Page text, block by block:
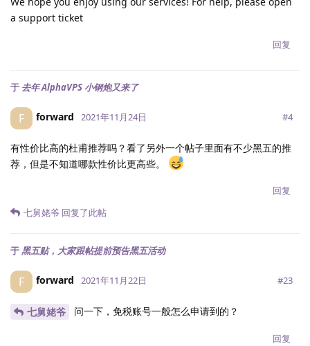
a support ticket
回复
于 去年 AlphaVPS 小钢炮又来了
F forward 2021年11月24日 #4
有性价比高的杜甫推荐吗？看了另外一个帖子里面有不少黑五的推
荐，但是不知道哪款性价比更高些。
回复
七舅姥爷 回复了此帖
于黑五贴，大家跟帖提前预告黑五活动
F forward 2021年11月22日 #23
七舅姥爷 问一下，免税账号一般怎么申请到的？
回复